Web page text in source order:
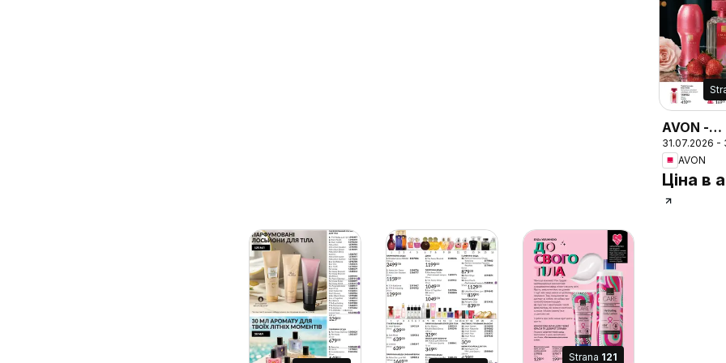
AVON -
Каталог
СЕРПЕНЬ
31.07.2026 -
AVON
Ціна в
Strana 121